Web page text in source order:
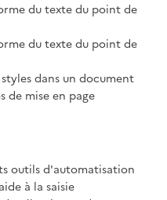
du texte du point de
du texte du point de
dans un document
de mise en page
outils d'automatisation
à la saisie